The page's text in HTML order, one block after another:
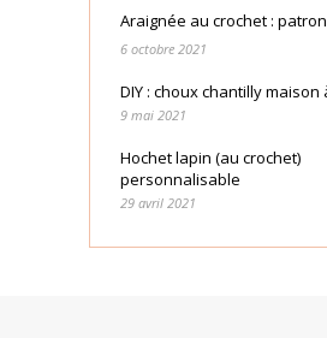
Araignée au crochet :
6 octobre 2021
DIY : choux chantilly maison
9 mai 2021
Hochet lapin (au crochet)
personnalisable
29 avril 2021